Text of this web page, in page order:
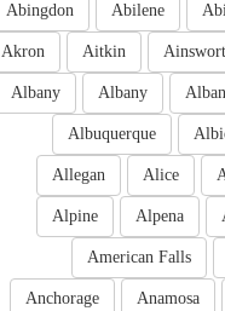
Abilene
Abingdon
Aitkin
Akron
Albany
Albany
Albuquerque
Alice
Allegan
Alpena
Alpine
American Falls
Anamosa
Anchorage